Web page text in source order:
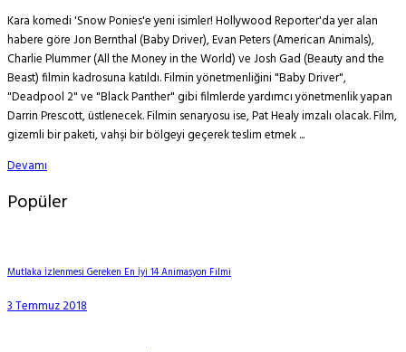
Kara komedi 'Snow Ponies'e yeni isimler! Hollywood Reporter'da yer alan
habere göre Jon Bernthal (Baby Driver), Evan Peters (American Animals),
Charlie Plummer (All the Money in the World) ve Josh Gad (Beauty and the
Beast) filmin kadrosuna katıldı. Filmin yönetmenliğini "Baby Driver",
"Deadpool 2" ve "Black Panther" gibi filmlerde yardımcı yönetmenlik yapan
Darrin Prescott, üstlenecek. Filmin senaryosu ise, Pat Healy imzalı olacak. Film,
gizemli bir paketi, vahşi bir bölgeyi geçerek teslim etmek ...
Devamı
Popüler
Mutlaka İzlenmesi Gereken En İyi 14 Animasyon Filmi
3 Temmuz 2018